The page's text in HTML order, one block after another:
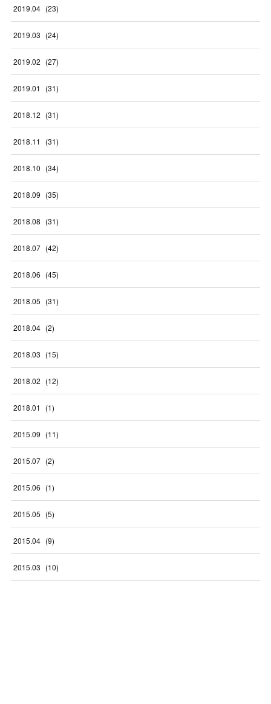
2019.04 (23)
2019.03 (24)
2019.02 (27)
2019.01 (31)
2018.12 (31)
2018.11 (31)
2018.10 (34)
2018.09 (35)
2018.08 (31)
2018.07 (42)
2018.06 (45)
2018.05 (31)
2018.04 (2)
2018.03 (15)
2018.02 (12)
2018.01 (1)
2015.09 (11)
2015.07 (2)
2015.06 (1)
2015.05 (5)
2015.04 (9)
2015.03 (10)